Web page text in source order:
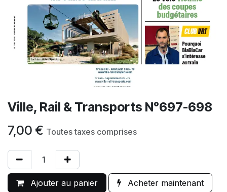
Ville, Rail & Transports N°697-698
7,00 € Toutes taxes comprises
Ajouter au panier Acheter maintenant